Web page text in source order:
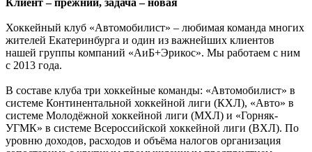
Хоккейный клуб «Автомобилист» – любимая команда многих
жителей Екатеринбурга и один из важнейших клиентов
нашей группы компаний «АиБ+Эрикос». Мы работаем с ним
с 2013 года.
В составе клуба три хоккейные команды: «Автомобилист» в
системе Континентальной хоккейной лиги (КХЛ), «Авто» в
системе Молодёжной хоккейной лиги (МХЛ) и «Горняк-
УГМК» в системе Всероссийской хоккейной лиги (ВХЛ). По
уровню доходов, расходов и объёма налогов организация